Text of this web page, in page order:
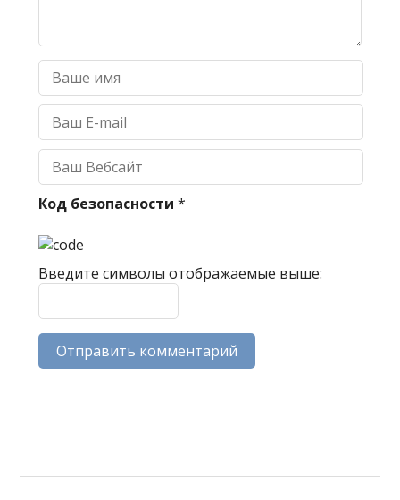
Код безопасности *
Введите символы отображаемые выше: